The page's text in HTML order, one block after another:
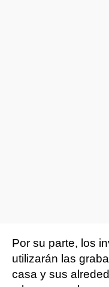
Por su parte, los
utilizarán las
casa y sus